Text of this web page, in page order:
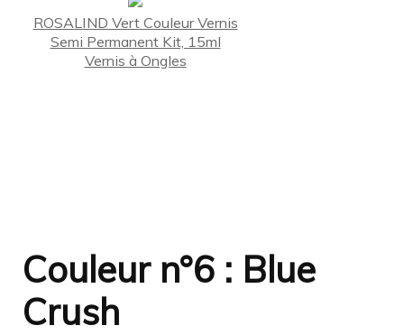
ROSALIND Vert Couleur Vernis
Semi Permanent Kit, 15ml
Vernis à Ongles
Couleur n°6 : Blue
Crush